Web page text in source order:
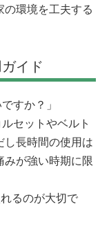
の環境を工夫する
イド
すか？」
セットやベルト
し長時間の使用は
みが強い時期に限
るのが大切で